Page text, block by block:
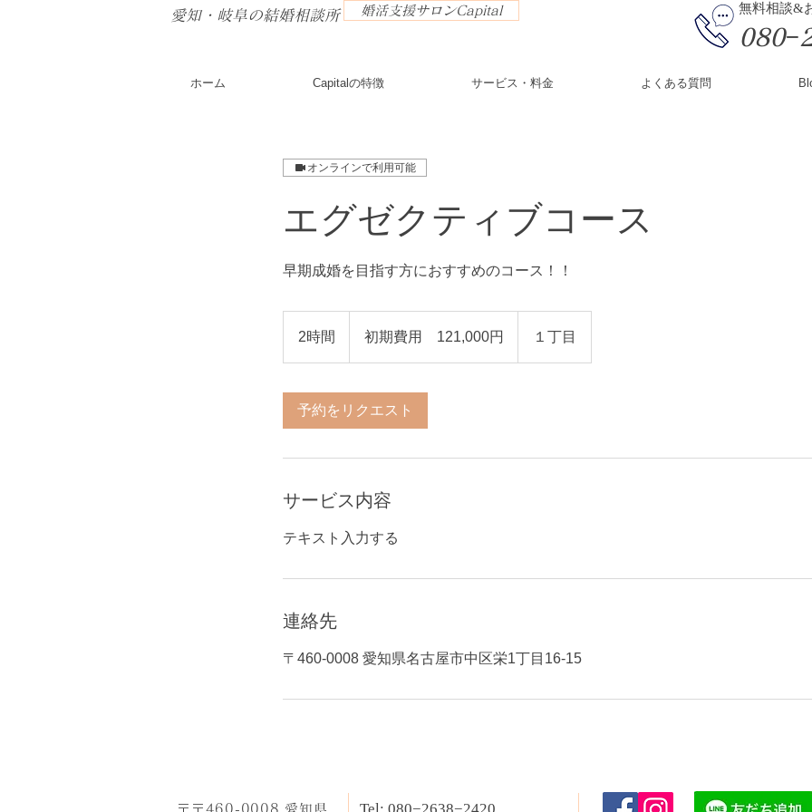
婚活支援サロンCapital
​愛知・岐阜の結婚相談所 無料相談&
ホーム Capitalの特徴 サービス・料金 よくある質問
オンラインで利用可能
エグゼクティブコース
早期成婚を目指す方におすすめのコース！！
2時間 初期費用 121,000円 １丁目
予約をリクエスト
サービス内容
テキスト入力する
連絡先
〒460-0008 愛知県名古屋市中区栄1丁目16-15
​〒〒460-0008 愛知県